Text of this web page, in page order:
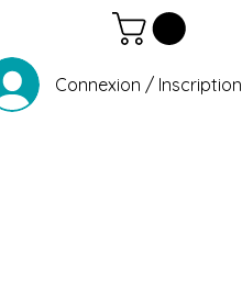
Connexion / Inscription